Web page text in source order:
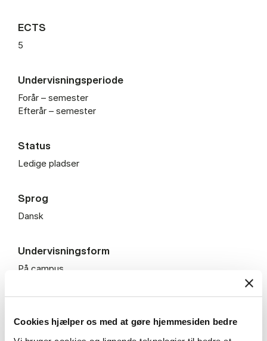
Cookies hjælper os med at gøre hjemmesiden bedre
ECTS
5
Undervisningsperiode
Forår – semester
Efterår – semester
Status
Ledige pladser
Sprog
Dansk
Undervisningsform
På campus
14.400 kr.